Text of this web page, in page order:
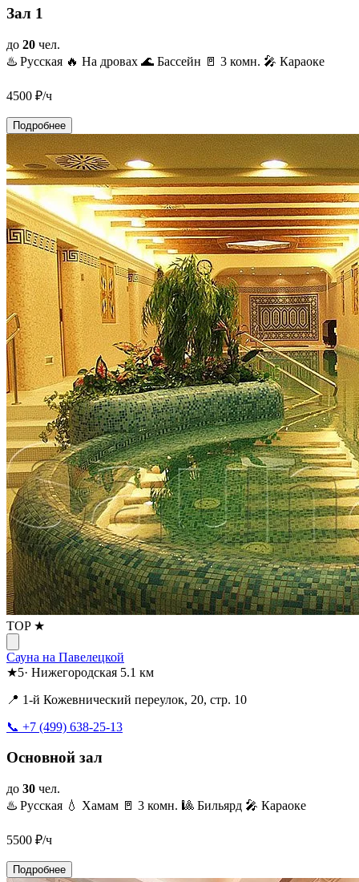
Зал 1
до 20 чел.
♨️ Русская 🔥 На дровах 🌊 Бассейн 🚪 3 комн. 🎤 Караоке
4500 ₽/ч
Подробнее
TOP ★
Сауна на Павелецкой
★5· Нижегородская 5.1 км
📍 1-й Кожевнический переулок, 20, стр. 10
📞 +7 (499) 638-25-13
Основной зал
до 30 чел.
♨️ Русская 💧 Хамам 🚪 3 комн. 🎱 Бильярд 🎤 Караоке
5500 ₽/ч
Подробнее